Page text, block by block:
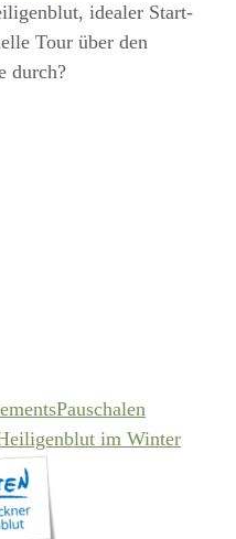
idealer Start-
Tour über den
durch?
Pauschalen
im Winter